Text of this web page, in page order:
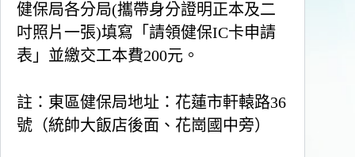
健保局各分局(攜帶身分證明正本及二
吋照片一張)填寫「請領健保IC卡申請
表」並繳交工本費200元。
註：東區健保局地址：花蓮市軒轅路36
號（統帥大飯店後面、花崗國中旁）